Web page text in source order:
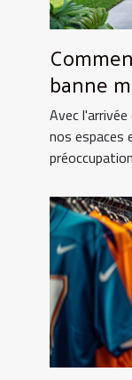
banne
pour
Avec
nos espaces